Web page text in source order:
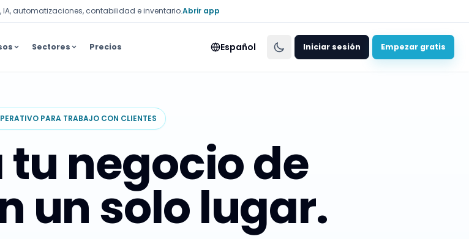
IA, automatizaciones, contabilidad e inventario.Abrir app
Sectores Precios Español Iniciar sesión Empezar gratis
PARA TRABAJO CON CLIENTES
negocio de
un solo lugar.